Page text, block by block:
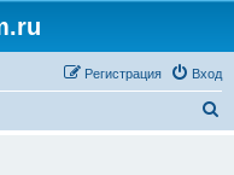
Вход
Регистрация